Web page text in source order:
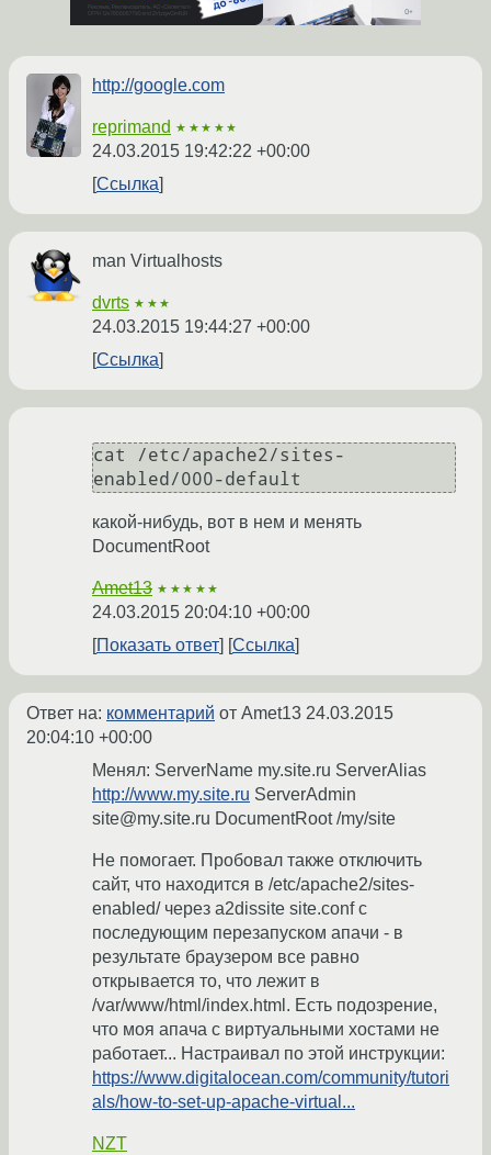
http://google.com
reprimand ★★★★★
24.03.2015 19:42:22 +00:00
Ссылка
man Virtualhosts
dvrts ★★★
24.03.2015 19:44:27 +00:00
Ссылка
cat /etc/apache2/sites-
enabled/000-default
какой-нибудь, вот в нем и менять
DocumentRoot
Amet13 ★★★★★
24.03.2015 20:04:10 +00:00
Показать ответ
Ссылка
Ответ на: комментарий от Amet13 24.03.2015
20:04:10 +00:00
Менял: ServerName my.site.ru ServerAlias
http://www.my.site.ru ServerAdmin
site@my.site.ru DocumentRoot /my/site
Не помогает. Пробовал также отключить
сайт, что находится в /etc/apache2/sites-
enabled/ через a2dissite site.conf с
последующим перезапуском апачи - в
результате браузером все равно
открывается то, что лежит в
/var/www/html/index.html. Есть подозрение,
что моя апача с виртуальными хостами не
работает... Настраивал по этой инструкции:
https://www.digitalocean.com/community/tutori
als/how-to-set-up-apache-virtual...
NZT